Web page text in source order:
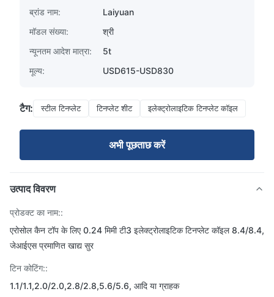
ब्रांड नाम:
Laiyuan
मॉडल संख्या:
श्री
न्यूनतम आदेश मात्रा:
5t
मूल्य:
USD615-USD830
टैग: स्टील टिनप्लेट टिनप्लेट शीट इलेक्ट्रोलाइटिक टिनप्लेट कॉइल
अभी पूछताछ करें
उत्पाद विवरण
प्रोडक्ट का नाम::
एरोसोल कैन टॉप के लिए 0.24 मिमी टी3 इलेक्ट्रोलाइटिक टिनप्लेट कॉइल 8.4/8.4,
जेआईएस प्रमाणित खाद्य सुर
टिन कोटिंग::
1.1/1.1,2.0/2.0,2.8/2.8,5.6/5.6, आदि या ग्राहक